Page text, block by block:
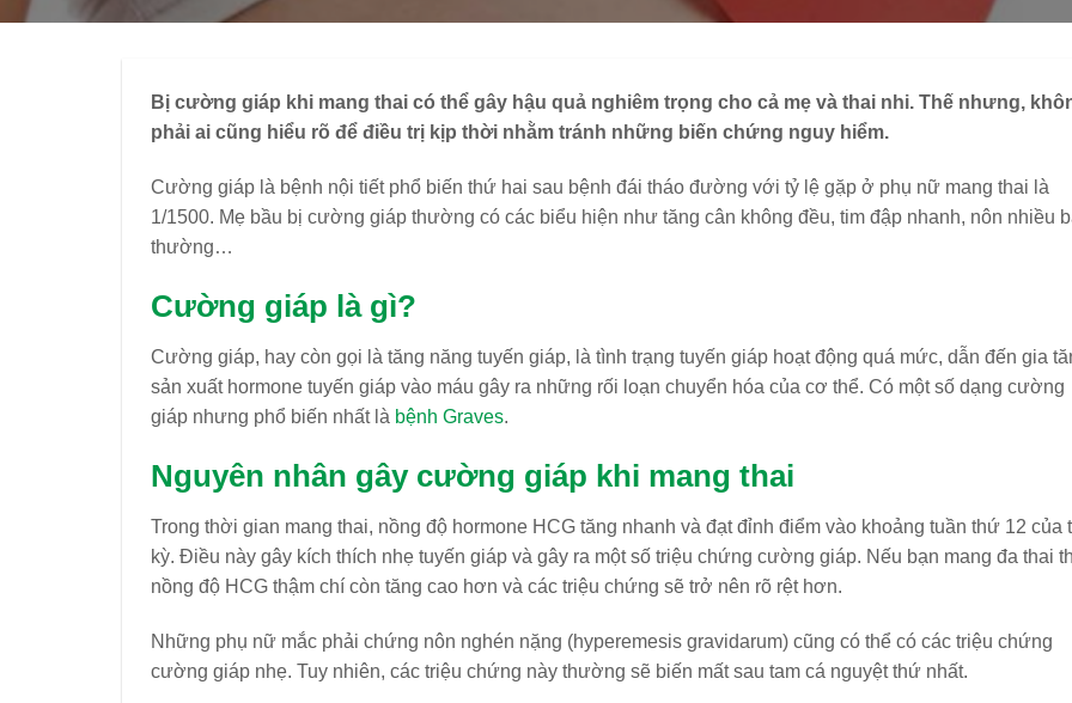
Bị cường giáp khi mang thai có thể gây hậu quả nghiêm trọng cho cả mẹ và thai nhi. Thế nhưng,
phải ai cũng hiểu rõ để điều trị kịp thời nhằm tránh những biến chứng nguy hiểm.
Cường giáp là bệnh nội tiết phổ biến thứ hai sau bệnh đái tháo đường với tỷ lệ gặp ở phụ nữ mang thai là
1/1500. Mẹ bầu bị cường giáp thường có các biểu hiện như tăng cân không đều, tim đập nhanh, nôn nhiều
thường…
Cường giáp là gì?
Cường giáp, hay còn gọi là tăng năng tuyến giáp, là tình trạng tuyến giáp hoạt động quá mức, dẫn đến gia
sản xuất hormone tuyến giáp vào máu gây ra những rối loạn chuyển hóa của cơ thể. Có một số dạng cường
giáp nhưng phổ biến nhất là bệnh Graves.
Nguyên nhân gây cường giáp khi mang thai
Trong thời gian mang thai, nồng độ hormone HCG tăng nhanh và đạt đỉnh điểm vào khoảng tuần thứ 12 của
kỳ. Điều này gây kích thích nhẹ tuyến giáp và gây ra một số triệu chứng cường giáp. Nếu bạn mang đa thai
nồng độ HCG thậm chí còn tăng cao hơn và các triệu chứng sẽ trở nên rõ rệt hơn.
Những phụ nữ mắc phải chứng nôn nghén nặng (hyperemesis gravidarum) cũng có thể có các triệu chứng
cường giáp nhẹ. Tuy nhiên, các triệu chứng này thường sẽ biến mất sau tam cá nguyệt thứ nhất.